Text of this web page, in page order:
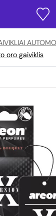
oro gaiviklis